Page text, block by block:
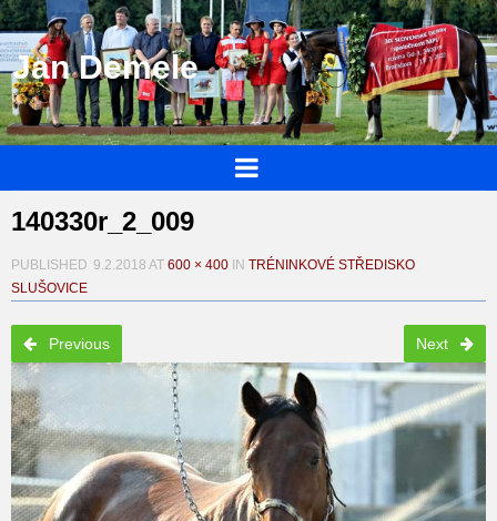
Jan Demele
140330r_2_009
PUBLISHED 9.2.2018 AT 600 × 400 IN TRÉNINKOVÉ STŘEDISKO
SLUŠOVICE
Previous Next